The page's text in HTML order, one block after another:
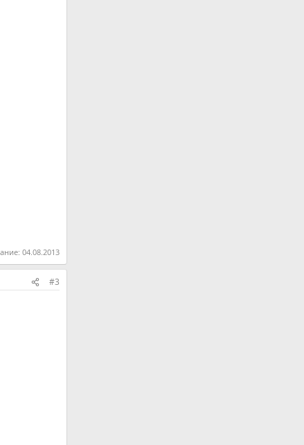
04.08.2013
#3